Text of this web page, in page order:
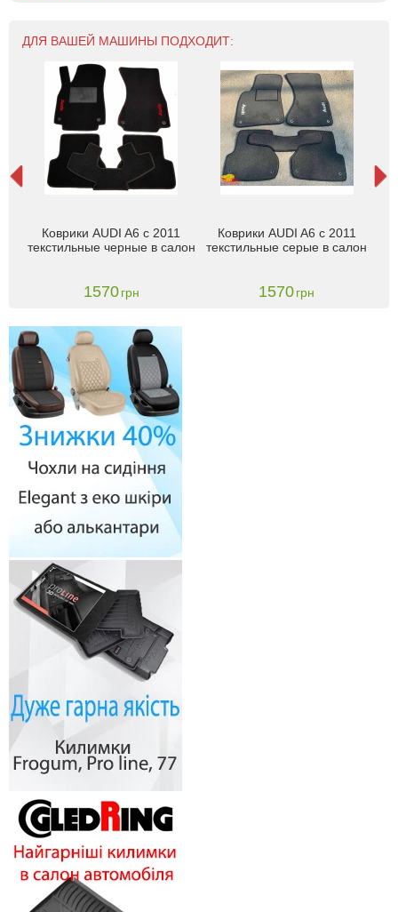
ДЛЯ ВАШЕЙ МАШИНЫ ПОДХОДИТ:
Коврики AUDI A6 с 2011
текстильные черные в салон
1570 грн
Коврики AUDI A6 с 2011
текстильные серые в салон
1570грн